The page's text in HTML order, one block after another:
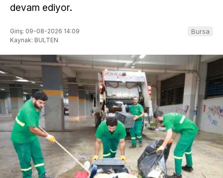
devam ediyor.
Giriş: 09-08-2026 14:09
Kaynak: BULTEN
Bursa